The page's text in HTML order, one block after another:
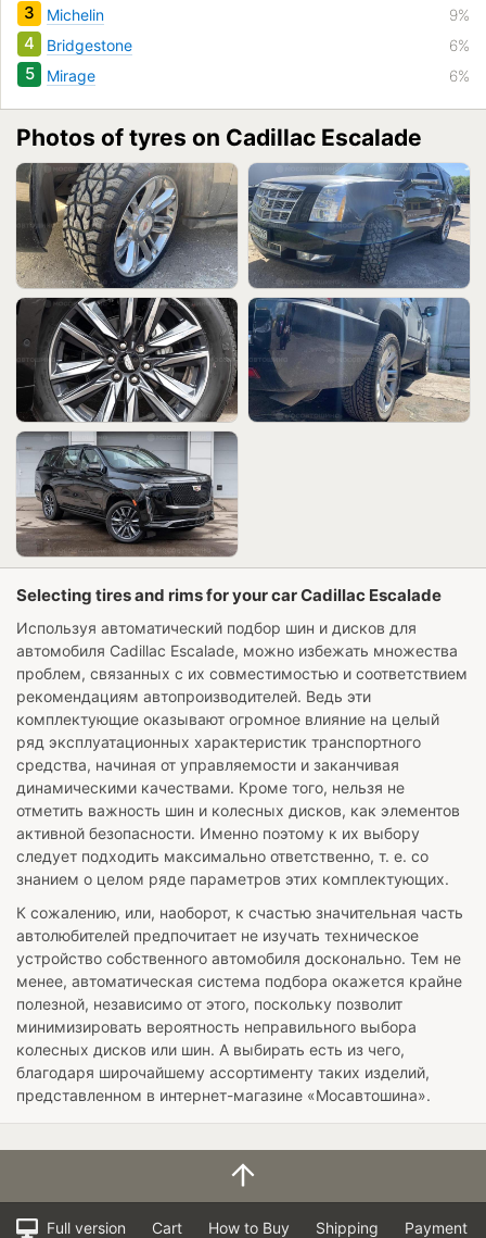
3 Michelin 9%
4 Bridgestone 6%
5 Mirage 6%
Photos of tyres on Cadillac Escalade
Selecting tires and rims for your car Cadillac Escalade
Используя автоматический подбор шин и дисков для
автомобиля Cadillac Escalade, можно избежать множества
проблем, связанных с их совместимостью и соответствием
рекомендациям автопроизводителей. Ведь эти
комплектующие оказывают огромное влияние на целый
ряд эксплуатационных характеристик транспортного
средства, начиная от управляемости и заканчивая
динамическими качествами. Кроме того, нельзя не
отметить важность шин и колесных дисков, как элементов
активной безопасности. Именно поэтому к их выбору
следует подходить максимально ответственно, т. е. со
знанием о целом ряде параметров этих комплектующих.
К сожалению, или, наоборот, к счастью значительная часть
автолюбителей предпочитает не изучать техническое
устройство собственного автомобиля досконально. Тем не
менее, автоматическая система подбора окажется крайне
полезной, независимо от этого, поскольку позволит
минимизировать вероятность неправильного выбора
колесных дисков или шин. А выбирать есть из чего,
благодаря широчайшему ассортименту таких изделий,
представленном в интернет-магазине «Мосавтошина».
Full version Cart How to Buy Shipping Payment